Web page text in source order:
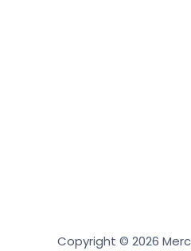
Copyright © 2026